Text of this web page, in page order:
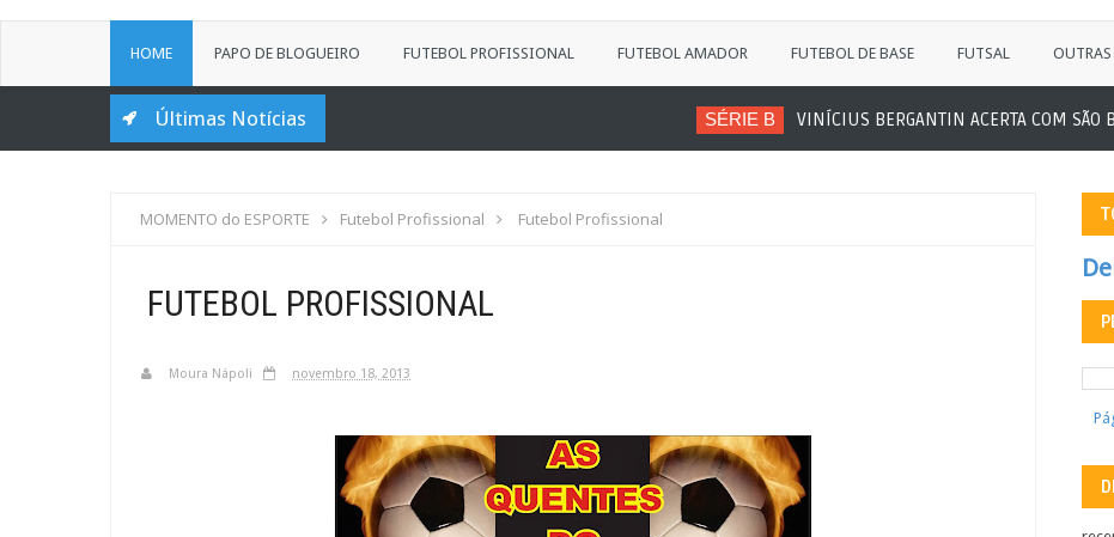
HOME PAPO DE BLOGUEIRO FUTEBOL PROFISSIONAL FUTEBOL AMADOR FUTEBOL DE BASE FUTSAL
Últimas Notícias VINÍCIUS BERGANTIN ACERTA COM SÃO BERNARDO
MOMENTO do ESPORTE Futebol Profissional Futebol Profissional
FUTEBOL PROFISSIONAL
Moura Nápoli novembro 18, 2013